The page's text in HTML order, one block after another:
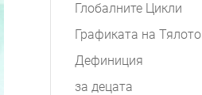
Глобалните Цикли
Графиката на Тялото
Дефиниция
за децата